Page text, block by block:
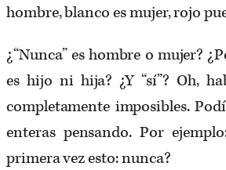
hombre, blanco es mujer, rojo
¿“Nunca” es hombre o mujer?
es hijo ni hija? ¿Y “sí”? Oh,
completamente imposibles.
enteras pensando. Por
primera vez esto: nunca?